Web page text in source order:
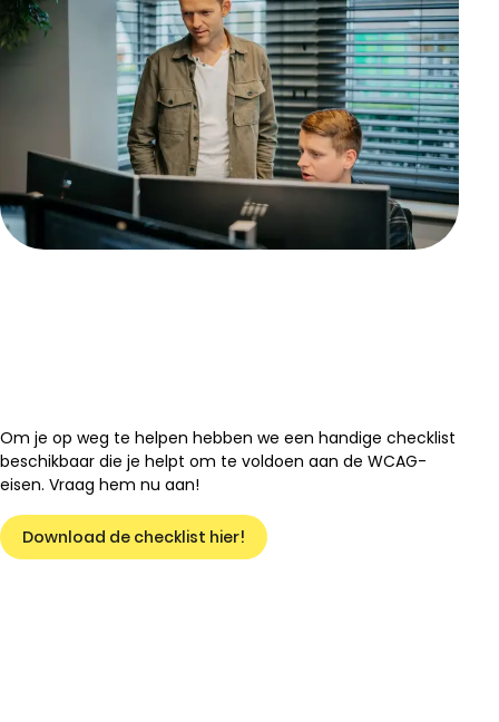
Om je op weg te helpen hebben we een handige checklist
beschikbaar die je helpt om te voldoen aan de WCAG-
eisen. Vraag hem nu aan!
Download de checklist hier!